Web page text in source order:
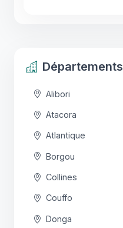
Départements
Alibori
Atacora
Atlantique
Borgou
Collines
Couffo
Donga